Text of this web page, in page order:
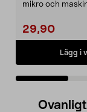
mikro och
29,90
Lägg i